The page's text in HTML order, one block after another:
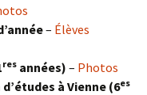
– Élèves
res années) – Photos
à Vienne (6es